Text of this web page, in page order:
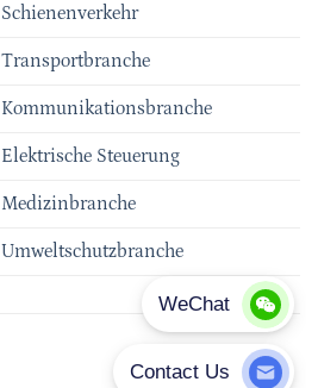
Schienenverkehr
Transportbranche
Kommunikationsbranche
Elektrische Steuerung
Medizinbranche
Umweltschutzbranche